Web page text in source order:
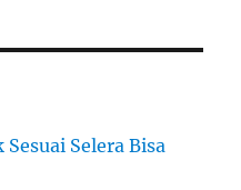
Selera Bisa